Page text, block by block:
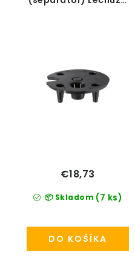
📦 Skladom (7 ks)
€18,73
DO KOŠÍKA